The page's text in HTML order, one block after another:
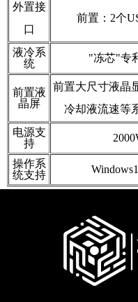
外置接
口
前置：2个
液冷系
统
"冻芯"专
前置液
晶屏
前置大尺寸液晶
冷却液流速等
电源支
持
操作系
统支持